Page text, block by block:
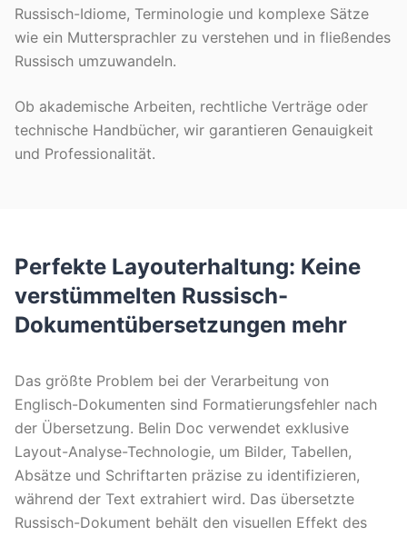
Russisch-Idiome, Terminologie und komplexe Sätze
wie ein Muttersprachler zu verstehen und in fließendes
Russisch umzuwandeln.
Ob akademische Arbeiten, rechtliche Verträge oder
technische Handbücher, wir garantieren Genauigkeit
und Professionalität.
Perfekte Layouterhaltung: Keine
verstümmelten Russisch-
Dokumentübersetzungen mehr
Das größte Problem bei der Verarbeitung von
Englisch-Dokumenten sind Formatierungsfehler nach
der Übersetzung. Belin Doc verwendet exklusive
Layout-Analyse-Technologie, um Bilder, Tabellen,
Absätze und Schriftarten präzise zu identifizieren,
während der Text extrahiert wird. Das übersetzte
Russisch-Dokument behält den visuellen Effekt des